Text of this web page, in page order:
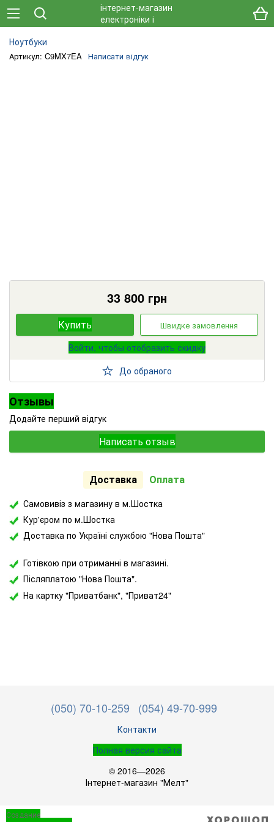
Ноутбуки
Артикул: C9MX7EA Написати відгук
33 800 грн
Купить Швидке замовлення
Войти, чтобы отобразить скидку
До обраного
Отзывы
Додайте перший відгук
Написать отзыв
Доставка Оплата
Самовивіз з магазину в м.Шостка
Кур'єром по м.Шостка
Доставка по Україні службою "Нова Пошта"
Готівкою при отриманні в магазині.
Післяплатою "Нова Пошта".
На картку "Приватбанк", "Приват24"
(050) 70-10-259 (054) 49-70-999
Контакти
Полная версия сайта
© 2016—2026
Інтернет-магазин "Мелт"
Создание